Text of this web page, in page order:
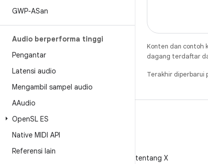
GWP-ASan
Audio berperforma tinggi
Pengantar
Latensi audio
Mengambil sampel audio
AAudio
OpenSL ES
Native MIDI API
Referensi lain
Konten dan contoh
dagang terdaftar
Terakhir diperbarui
Ikuti @AndroidDev tentang X